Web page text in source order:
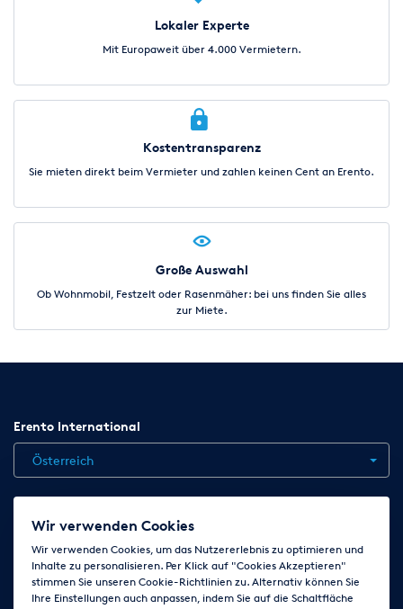
Lokaler Experte
Mit Europaweit über 4.000 Vermietern.
Kostentransparenz
Sie mieten direkt beim Vermieter und zahlen keinen Cent an Erento.
Große Auswahl
Ob Wohnmobil, Festzelt oder Rasenmäher: bei uns finden Sie alles
zur Miete.
Erento International
Österreich
Jobs Kontakt News
AGB
Impressum Cookie-Einstellungen ändern
Folge uns auf
Wir verwenden Cookies
Wir verwenden Cookies, um das Nutzererlebnis zu optimieren und
Inhalte zu personalisieren. Per Klick auf "Cookies Akzeptieren"
stimmen Sie unseren Cookie-Richtlinien zu. Alternativ können Sie
Ihre Einstellungen auch anpassen, indem Sie auf die Schaltfläche